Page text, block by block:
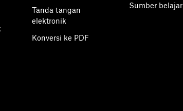
Tanda tangan
elektronik
Konversi ke PDF
Sumber belajar